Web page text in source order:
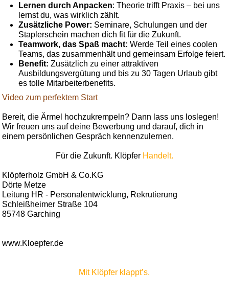
Lernen durch Anpacken: Theorie trifft Praxis – bei uns
lernst du, was wirklich zählt.
Zusätzliche Power: Seminare, Schulungen und der
Staplerschein machen dich fit für die Zukunft.
Teamwork, das Spaß macht: Werde Teil eines coolen
Teams, das zusammenhält und gemeinsam Erfolge feiert.
Benefit: Zusätzlich zu einer attraktiven
Ausbildungsvergütung und bis zu 30 Tagen Urlaub gibt
es tolle Mitarbeiterbenefits.
Video zum perfektem Start
Bereit, die Ärmel hochzukrempeln? Dann lass uns loslegen!
Wir freuen uns auf deine Bewerbung und darauf, dich in
einem persönlichen Gespräch kennenzulernen.
Für die Zukunft. Klöpfer Handelt.
Klöpferholz GmbH & Co.KG
Dörte Metze
Leitung HR - Personalentwicklung, Rekrutierung
Schleißheimer Straße 104
85748 Garching
www.Kloepfer.de
Mit Klöpfer klappt’s.